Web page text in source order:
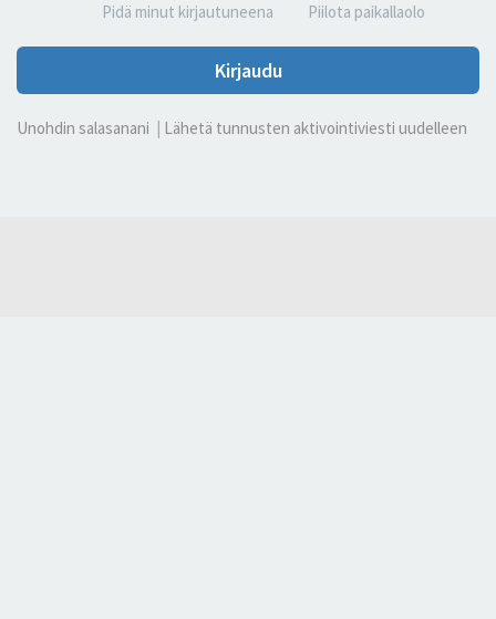
Pidä minut kirjautuneena Piilota paikallaolo
Kirjaudu
Unohdin salasanani Lähetä tunnusten aktivointiviesti uudelleen